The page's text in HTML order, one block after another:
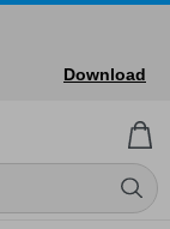
Download